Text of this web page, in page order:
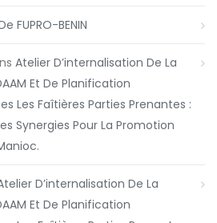
FUPRO-BENIN
Atelier D’internalisation De La
Et De Planification
Les Faîtières Parties Prenantes :
Synergies Pour La Promotion
D’internalisation De La
Et De Planification